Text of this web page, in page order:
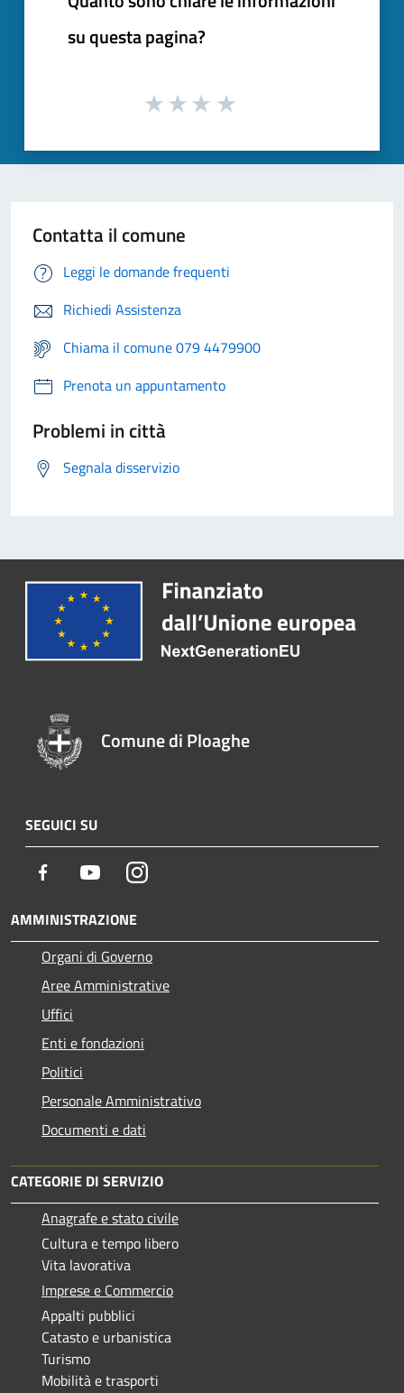
su questa pagina?
Contatta il comune
Leggi le domande frequenti
Richiedi Assistenza
Chiama il comune 079 4479900
Prenota un appuntamento
Problemi in città
Segnala disservizio
Comune di Ploaghe
SEGUICI SU
Facebook YoutubeInstagram
AMMINISTRAZIONE
Organi di Governo
Aree Amministrative
Uffici
Enti e fondazioni
Politici
Personale Amministrativo
Documenti e dati
CATEGORIE DI SERVIZIO
Anagrafe e stato civile
Cultura e tempo libero
Vita lavorativa
Imprese e Commercio
Appalti pubblici
Catasto e urbanistica
Turismo
Mobilità e trasporti